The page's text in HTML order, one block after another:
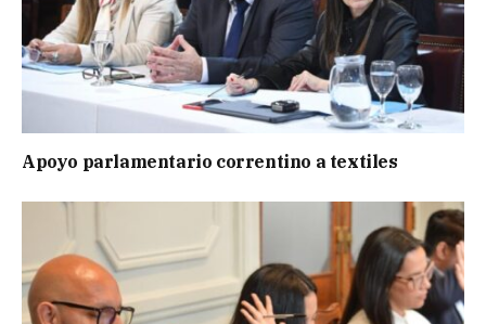
Apoyo parlamentario correntino a textiles